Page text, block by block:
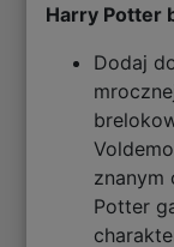
Harry Potter
Dodaj
znanym
Potter